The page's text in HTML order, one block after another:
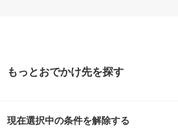
もっとおでかけ先を探す
現在選択中の条件を解除する